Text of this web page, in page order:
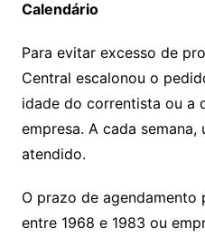
Calendário
Para evitar excesso de
Central escalonou o
idade do correntista ou a
empresa. A cada
atendido.
O prazo de agendamento
entre 1968 e 1983 ou